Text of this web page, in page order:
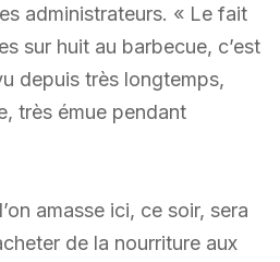
administrateurs. « Le fait
sur huit au barbecue, c’est
depuis très longtemps,
très émue pendant
amasse ici, ce soir, sera
de la nourriture aux